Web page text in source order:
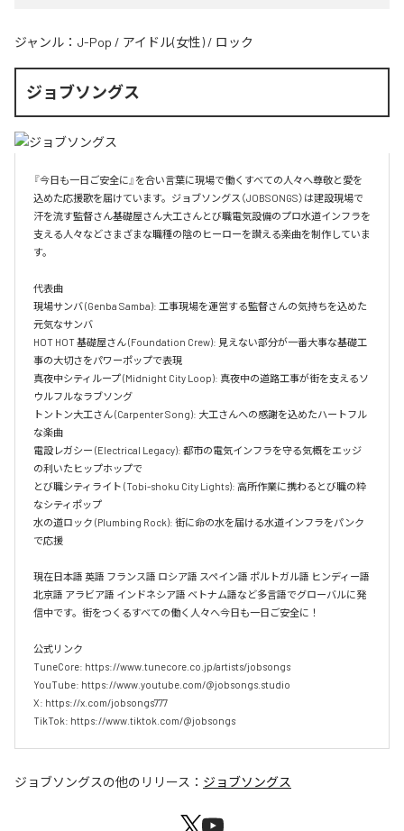
ジャンル： J-Pop / アイドル(女性) / ロック
ジョブソングス
『今日も一日ご安全に』を合い言葉に現場で働くすべての人々へ尊敬と愛を
込めた応援歌を届けています。ジョブソングス（JOBSONGS）は建設現場で
汗を流す監督さん基礎屋さん大工さんとび職電気設備のプロ水道インフラを
支える人々などさまざまな職種の陰のヒーローを讃える楽曲を制作していま
す。
代表曲
現場サンバ (Genba Samba): 工事現場を運営する監督さんの気持ちを込めた
元気なサンバ
HOT HOT 基礎屋さん (Foundation Crew): 見えない部分が一番大事な基礎工
事の大切さをパワーポップで表現
真夜中シティループ (Midnight City Loop): 真夜中の道路工事が街を支えるソ
ウルフルなラブソング
トントン大工さん (Carpenter Song): 大工さんへの感謝を込めたハートフル
な楽曲
電設レガシー (Electrical Legacy): 都市の電気インフラを守る気概をエッジ
の利いたヒップホップで
とび職シティライト (Tobi-shoku City Lights): 高所作業に携わるとび職の粋
なシティポップ
水の道ロック (Plumbing Rock): 街に命の水を届ける水道インフラをパンク
で応援
現在日本語 英語 フランス語 ロシア語 スペイン語 ポルトガル語 ヒンディー語
北京語 アラビア語 インドネシア語 ベトナム語など多言語でグローバルに発
信中です。街をつくるすべての働く人々へ今日も一日ご安全に！
公式リンク
TuneCore: https://www.tunecore.co.jp/artists/jobsongs
YouTube: https://www.youtube.com/@jobsongs.studio
X: https://x.com/jobsongs777
TikTok: https://www.tiktok.com/@jobsongs
ジョブソングスの他のリリース： ジョブソングス